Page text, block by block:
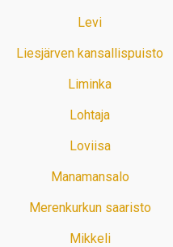
Levi
Liesjärven kansallispuisto
Liminka
Lohtaja
Loviisa
Manamansalo
Merenkurkun saaristo
Mikkeli